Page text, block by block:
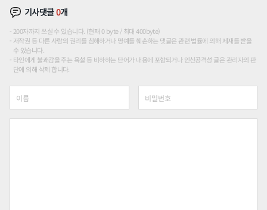
기사댓글0개
200자까지 쓰실 수 있습니다. (현재 0 byte / 최대 400byte)
저작권 등 다른 사람의 권리를 침해하거나 명예를 훼손하는 댓글은 관련 법률에 의해 제재를 받을
수 있습니다.
타인에게 불쾌감을 주는 욕설 등 비하하는 단어가 내용에 포함되거나 인신공격성 글은 관리자의 판
단에 의해 삭제 합니다.